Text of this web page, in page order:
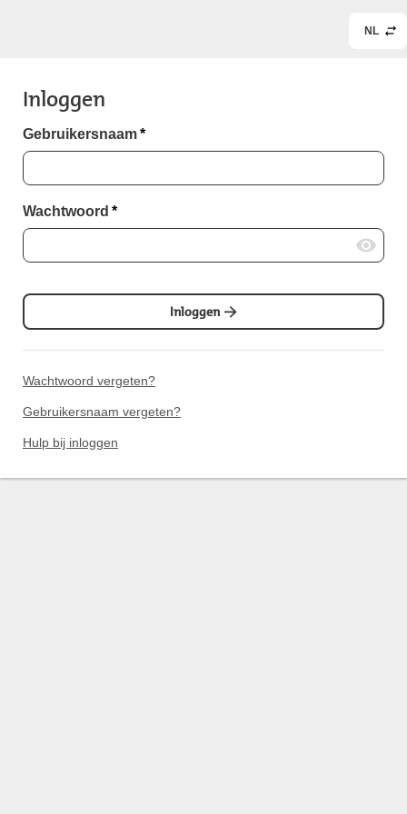
NL
Inloggen
Gebruikersnaam*
Wachtwoord *
Inloggen
Wachtwoord vergeten?
Gebruikersnaam vergeten?
Hulp bij inloggen